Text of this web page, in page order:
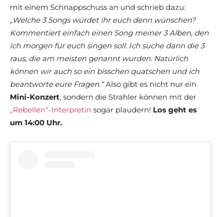
mit einem Schnappschuss an und schrieb dazu:
„Welche 3 Songs würdet ihr euch denn wünschen?
Kommentiert einfach einen Song meiner 3 Alben, den
ich morgen für euch singen soll. Ich suche dann die 3
raus, die am meisten genannt wurden. Natürlich
können wir auch so ein bisschen quatschen und ich
beantworte eure Fragen.“Also gibt es nicht nur ein
Mini-Konzert, sondern die Strahler können mit der
„Rebellen“-Interpretin sogar plaudern! Los geht es
um 14:00 Uhr.